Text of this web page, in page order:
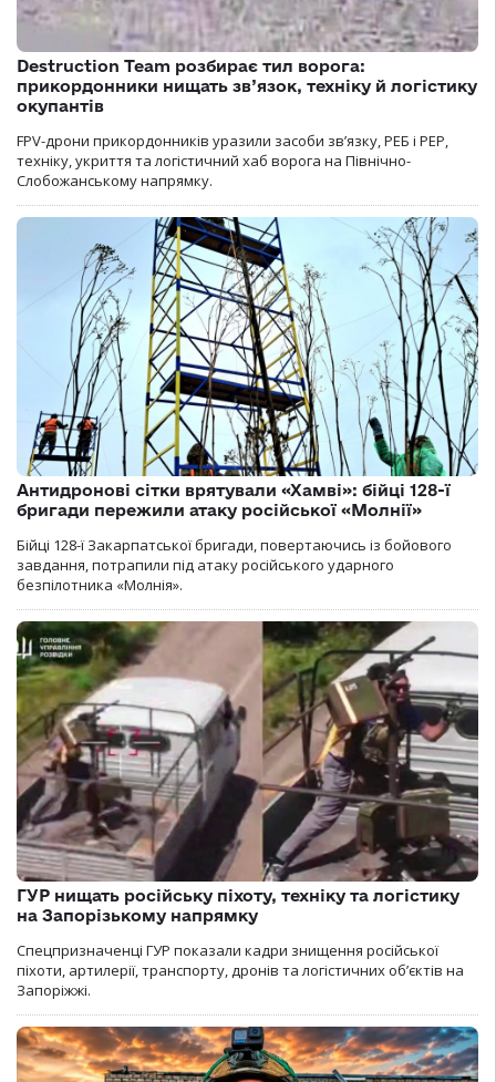
Destruction Team розбирає тил ворога:
прикордонники нищать зв’язок, техніку й логістику
окупантів
FPV-дрони прикордонників уразили засоби зв’язку, РЕБ і РЕР,
техніку, укриття та логістичний хаб ворога на Північно-
Слобожанському напрямку.
Антидронові сітки врятували «Хамві»: бійці 128-ї
бригади пережили атаку російської «Молнії»
Бійці 128-ї Закарпатської бригади, повертаючись із бойового
завдання, потрапили під атаку російського ударного
безпілотника «Молнія».
ГУР нищать російську піхоту, техніку та логістику
на Запорізькому напрямку
Спецпризначенці ГУР показали кадри знищення російської
піхоти, артилерії, транспорту, дронів та логістичних об’єктів на
Запоріжжі.